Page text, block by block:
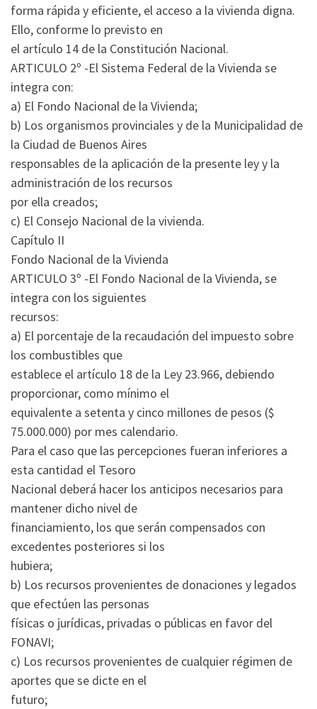
forma rápida y eficiente, el acceso a la vivienda digna.
Ello, conforme lo previsto en
el artículo 14 de la Constitución Nacional.
ARTICULO 2º -El Sistema Federal de la Vivienda se
integra con:
a) El Fondo Nacional de la Vivienda;
b) Los organismos provinciales y de la Municipalidad de
la Ciudad de Buenos Aires
responsables de la aplicación de la presente ley y la
administración de los recursos
por ella creados;
c) El Consejo Nacional de la vivienda.
Capítulo II
Fondo Nacional de la Vivienda
ARTICULO 3º -El Fondo Nacional de la Vivienda, se
integra con los siguientes
recursos:
a) El porcentaje de la recaudación del impuesto sobre
los combustibles que
establece el artículo 18 de la Ley 23.966, debiendo
proporcionar, como mínimo el
equivalente a setenta y cinco millones de pesos ($
75.000.000) por mes calendario.
Para el caso que las percepciones fueran inferiores a
esta cantidad el Tesoro
Nacional deberá hacer los anticipos necesarios para
mantener dicho nivel de
financiamiento, los que serán compensados con
excedentes posteriores si los
hubiera;
b) Los recursos provenientes de donaciones y legados
que efectúen las personas
físicas o jurídicas, privadas o públicas en favor del
FONAVI;
c) Los recursos provenientes de cualquier régimen de
aportes que se dicte en el
futuro;